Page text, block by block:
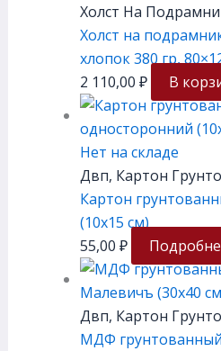
Холст На
Холст на
хлопок 380 гр,
2 110,00 ₽ В
Нет на складе
Двп, Картон
Картон
(10х15 см)
55,00 ₽
Двп, Картон
МДФ